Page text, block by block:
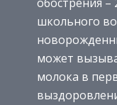
школьного
может
молока в